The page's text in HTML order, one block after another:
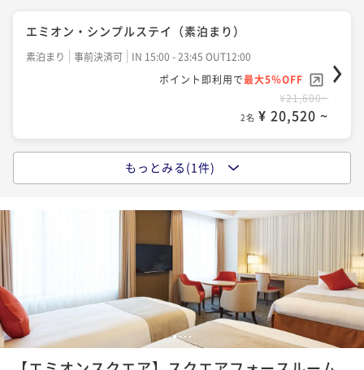
エミオン・シンプルステイ（素泊まり）
素泊まり 事前決済可
IN 15:00 - 23:45 OUT12:00
ポイント即利用で最大5％OFF
¥21,600~
2名 ¥ 20,520 ~
エミオン・シンプルステイ（朝食付き）
ポイント即利用で最大5％OFF
2名 ¥ 24,890 ~
もっとみる(1件)
12 3 4